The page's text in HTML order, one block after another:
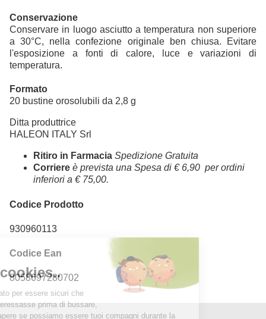
Conservazione
Conservare in luogo asciutto a temperatura non superiore
a 30°C, nella confezione originale ben chiusa. Evitare
l'esposizione a fonti di calore, luce e variazioni di
temperatura.
Formato
20 bustine orosolubili da 2,8 g
Ditta produttrice
HALEON ITALY Srl
Ritiro in Farmacia Spedizione Gratuita
Corriere è prevista una Spesa di € 6,90 per ordini
inferiori a € 75,00.
Codice Prodotto
930960113
Codice Ean
8058697280702